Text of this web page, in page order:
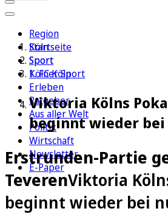
Region
Köln
Sport
1. FC Köln
Erleben
Ratgeber
Aus aller Welt
Politik
Wirtschaft
Newsletter
E-Paper
Startseite
Sport
Kölner Sport
Viktoria Kölns
beginnt wieder
Erstrunden-Partie
TeverenViktoria
beginnt wieder bei